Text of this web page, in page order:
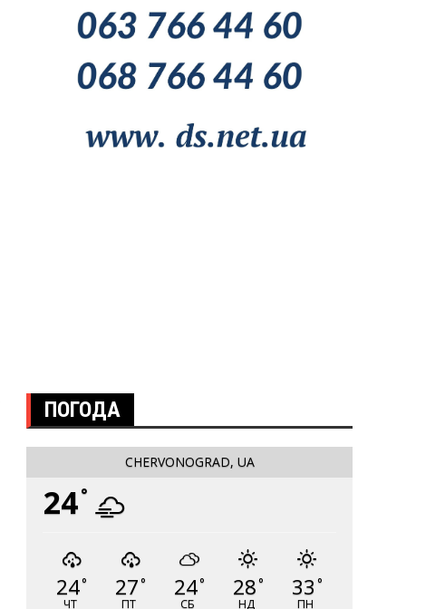
ПОГОДА
CHERVONOGRAD, UA
24 °
24°
ЧТ
27°
ПТ
24°
СБ
28°
НД
33 °
ПН